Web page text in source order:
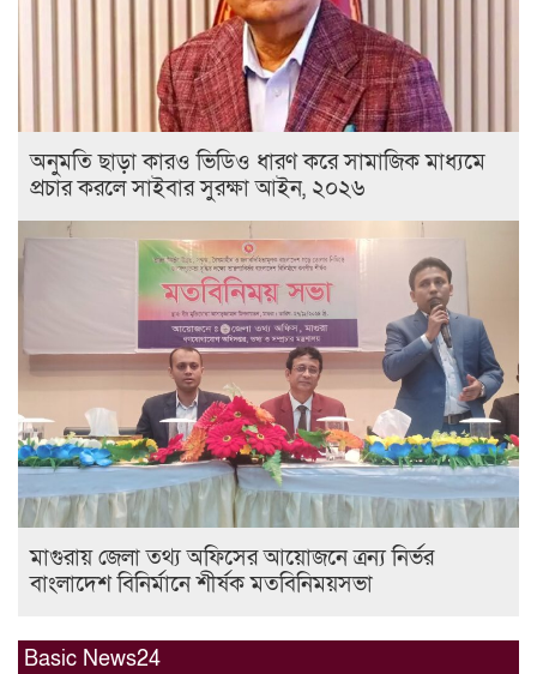
অনুমতি ছাড়া কারও ভিডিও ধারণ করে সামাজিক মাধ্যমে
প্রচার করলে সাইবার সুরক্ষা আইন, ২০২৬
মাগুরায় জেলা তথ্য অফিসের আয়োজনে ত্রন্য নির্ভর
বাংলাদেশ বিনির্মানে শীর্ষক মতবিনিময়সভা
Basic News24